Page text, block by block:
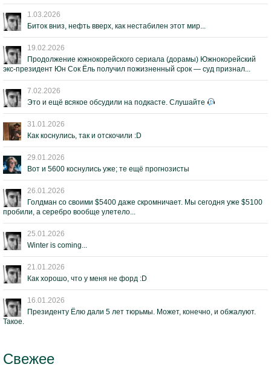
1.03.2026
Биток вниз, нефть вверх, как нестабилен этот мир...
19.02.2026
Продолжение южнокорейского сериала (дорамы) Южнокорейский
экс-президент Юн Сок Ёль получил пожизненный срок — суд признал...
7.02.2026
Это и ещё всякое обсудили на подкасте. Слушайте
31.01.2026
Как коснулись, так и отскочили :D
29.01.2026
Вот и 5600 коснулись уже; те ещё прогнозисты
26.01.2026
Голдман со своими $5400 даже скромничает. Мы сегодня уже $5100
пробили, а серебро вообще улетело...
25.01.2026
Winter is coming...
21.01.2026
Как хорошо, что у меня не форд :D
16.01.2026
Президенту Ёлю дали 5 лет тюрьмы. Может, конечно, и обжалуют.
Такое.
Свежее